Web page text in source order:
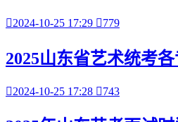
2024-10-25 17:29 779
2025山东省艺术统考
2024-10-25 17:28 743